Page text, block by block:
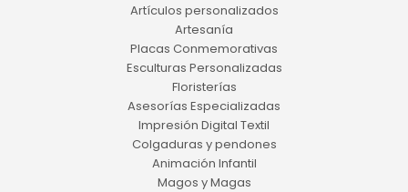
Artículos personalizados
Artesanía
Placas Conmemorativas
Esculturas Personalizadas
Floristerías
Asesorías Especializadas
Impresión Digital Textil
Colgaduras y pendones
Animación Infantil
Magos y Magas